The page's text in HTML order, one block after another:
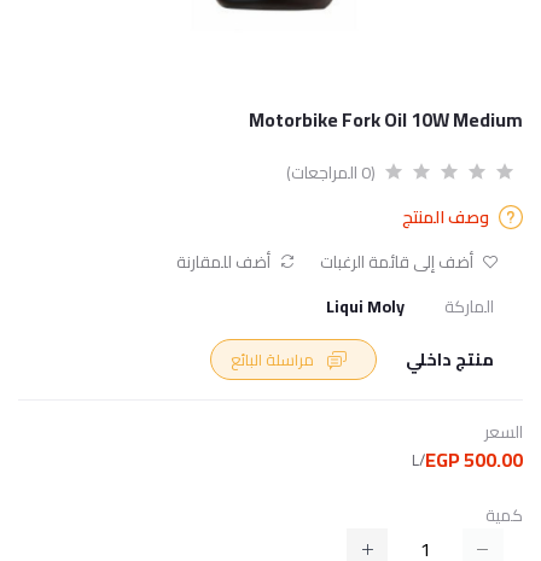
Motorbike Fork Oil 10W Medium
(0 المراجعات)
وصف المنتج
أضف إلى قائمة الرغبات
أضف للمقارنة
الماركة
Liqui Moly
منتج داخلي
السعر
500.00 EGP
/L
كمية